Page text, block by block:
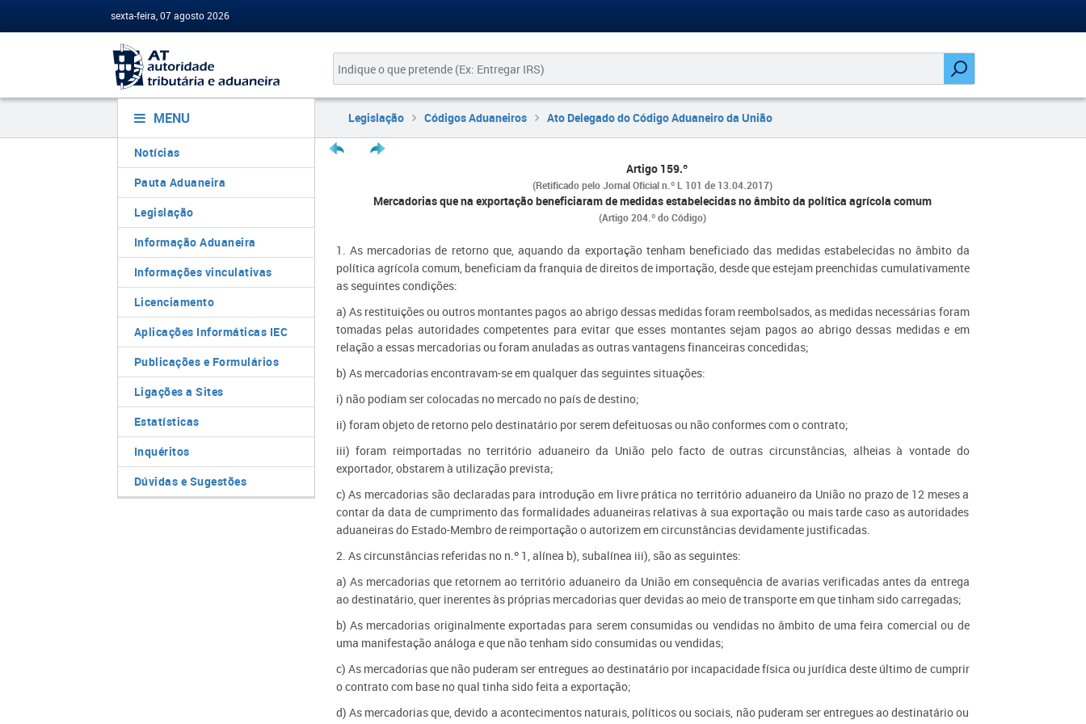
sexta-feira, 07 agosto 2026
MENU
Notícias
Pauta Aduaneira
Legislação
Informação Aduaneira
Informações vinculativas
Licenciamento
Aplicações Informáticas IEC
Publicações e Formulários
Ligações a Sites
Estatísticas
Inquéritos
Dúvidas e Sugestões
Legislação Códigos Aduaneiros Ato Delegado do Código Aduaneiro da União
Artigo 159.º
(Retificado pelo Jornal Oficial n.º L 101 de 13.04.2017)
Mercadorias que na exportação beneficiaram de medidas estabelecidas no âmbito da política agrícola comum
(Artigo 204.º do Código)
1. As mercadorias de retorno que, aquando da exportação tenham beneficiado das medidas estabelecidas no âmbito da
política agrícola comum, beneficiam da franquia de direitos de importação, desde que estejam preenchidas cumulativamente
as seguintes condições:
a) As restituições ou outros montantes pagos ao abrigo dessas medidas foram reembolsados, as medidas necessárias foram
tomadas pelas autoridades competentes para evitar que esses montantes sejam pagos ao abrigo dessas medidas e em
relação a essas mercadorias ou foram anuladas as outras vantagens financeiras concedidas;
b) As mercadorias encontravam-se em qualquer das seguintes situações:
i) não podiam ser colocadas no mercado no país de destino;
ii) foram objeto de retorno pelo destinatário por serem defeituosas ou não conformes com o contrato;
iii) foram reimportadas no território aduaneiro da União pelo facto de outras circunstâncias, alheias à vontade do
exportador, obstarem à utilização prevista;
c) As mercadorias são declaradas para introdução em livre prática no território aduaneiro da União no prazo de 12 meses a
contar da data de cumprimento das formalidades aduaneiras relativas à sua exportação ou mais tarde caso as autoridades
aduaneiras do Estado-Membro de reimportação o autorizem em circunstâncias devidamente justificadas.
2. As circunstâncias referidas no n.º 1, alínea b), subalínea iii), são as seguintes:
a) As mercadorias que retornem ao território aduaneiro da União em consequência de avarias verificadas antes da entrega
ao destinatário, quer inerentes às próprias mercadorias quer devidas ao meio de transporte em que tinham sido carregadas;
b) As mercadorias originalmente exportadas para serem consumidas ou vendidas no âmbito de uma feira comercial ou de
uma manifestação análoga e que não tenham sido consumidas ou vendidas;
c) As mercadorias que não puderam ser entregues ao destinatário por incapacidade física ou jurídica deste último de cumprir
o contrato com base no qual tinha sido feita a exportação;
d) As mercadorias que, devido a acontecimentos naturais, políticos ou sociais, não puderam ser entregues ao destinatário ou